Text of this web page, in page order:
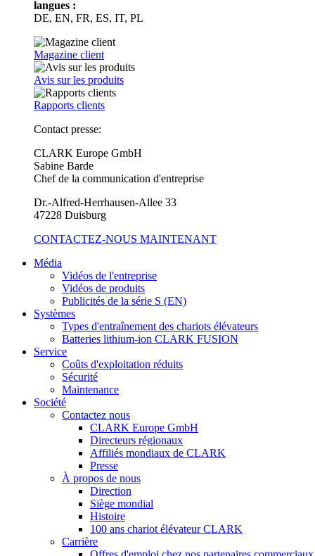
langues :
DE, EN, FR, ES, IT, PL
Magazine client
Avis sur les produits
Rapports clients
Contact presse:
CLARK Europe GmbH
Sabine Barde
Chef de la communication d'entreprise
Dr.-Alfred-Herrhausen-Allee 33
47228 Duisburg
CONTACTEZ-NOUS MAINTENANT
Média
Vidéos de l'entreprise
Vidéos de produits
Publicités de la série S (EN)
Systèmes
Types d'entraînement des chariots élévateurs
Batteries lithium-ion CLARK FUSION
Service
Coûts d'exploitation réduits
Sécurité
Maintenance
Société
Contactez nous
CLARK Europe GmbH
Directeurs régionaux
Affiliés mondiaux de CLARK
Presse
À propos de nous
Direction
Siège mondial
Histoire
100 ans chariot élévateur CLARK
Carrière